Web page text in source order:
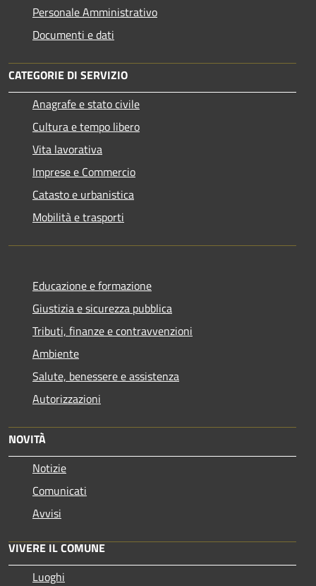
Personale Amministrativo
Documenti e dati
CATEGORIE DI SERVIZIO
Anagrafe e stato civile
Cultura e tempo libero
Vita lavorativa
Imprese e Commercio
Catasto e urbanistica
Mobilità e trasporti
Educazione e formazione
Giustizia e sicurezza pubblica
Tributi, finanze e contravvenzioni
Ambiente
Salute, benessere e assistenza
Autorizzazioni
NOVITÀ
Notizie
Comunicati
Avvisi
VIVERE IL COMUNE
Luoghi